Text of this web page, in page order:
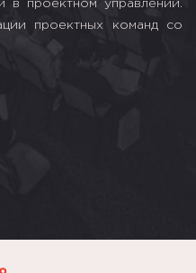
в проектном управлении.
проектных команд со